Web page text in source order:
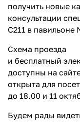
получить новые
консультации
С211 в павильоне
Схема проезда
и бесплатный
доступны на
открыта для
до 18.00 и 11
Будем рады